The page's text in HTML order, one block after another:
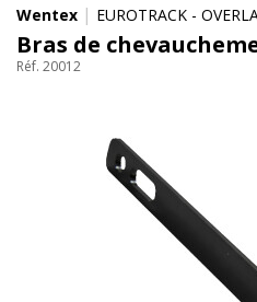
Wentex | EUROTRACK -
Bras de
Réf. 20012